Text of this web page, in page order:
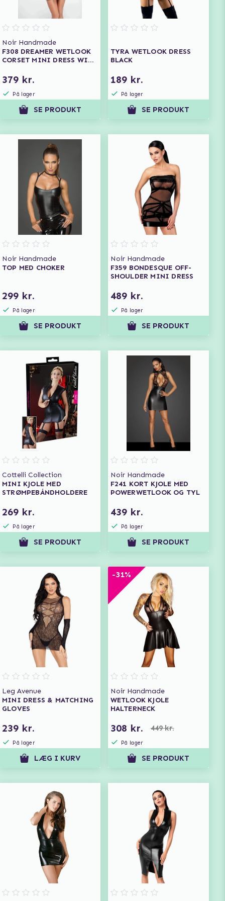
Noir Handmade
F308 DREAMER WETLOOK
CORSET MINI DRESS WITH
379 kr.
På lager
SE PRODUKT
TYRA WETLOOK DRESS
BLACK
189 kr.
På lager
SE PRODUKT
Noir Handmade
TOP MED CHOKER
299 kr.
På lager
SE PRODUKT
Noir Handmade
F359 BONDESQUE OFF-
SHOULDER MINI DRESS
489 kr.
På lager
SE PRODUKT
Cottelli Collection
MINI KJOLE MED
STRØMPEBÅNDHOLDERE
269 kr.
På lager
SE PRODUKT
Noir Handmade
F241 KORT KJOLE MED
POWERWETLOOK OG TYL
439 kr.
På lager
SE PRODUKT
Leg Avenue
MINI DRESS & MATCHING
GLOVES
239 kr.
På lager
LÆG I KURV
-31%
Noir Handmade
WETLOOK KJOLE
HALTERNECK
308 kr. 449 kr.
På lager
SE PRODUKT